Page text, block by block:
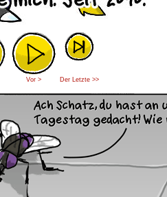
Vor > Der Letzte >>